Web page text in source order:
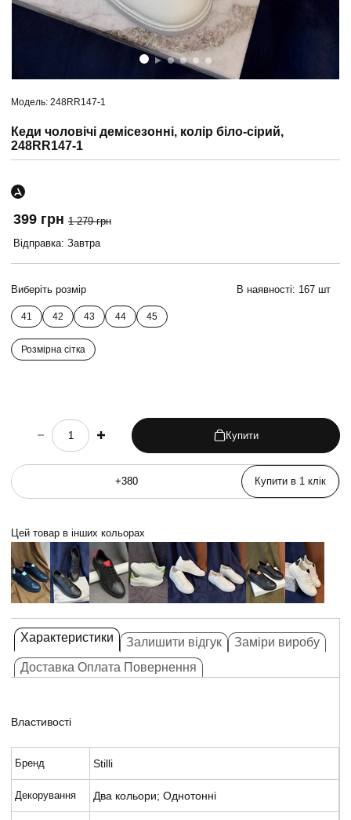
Модель: 248RR147-1
Кеди чоловічі демісезонні, колір біло-сірий,
248RR147-1
399 грн 1 279 грн
Відправка: Завтра
Виберіть розмір В наявності: 167 шт
41 42 43 44 45
Розмірна сітка
choose quantity Купити
Купити в 1 клік
Цей товар в інших кольорах
Характеристики Залишити відгук
Заміри виробу
Доставка Оплата Повернення
Властивості
Бренд Stilli
Декорування Два кольори; Однотонні